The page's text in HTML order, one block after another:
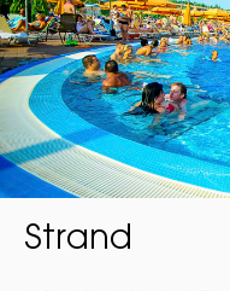
Strand